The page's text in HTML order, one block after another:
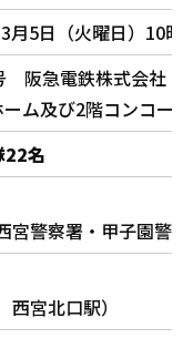
月5日（火曜日）10
阪急電鉄株式会社
ム及び2階コンコー
22名
宮警察署・甲子園警
宮北口駅）